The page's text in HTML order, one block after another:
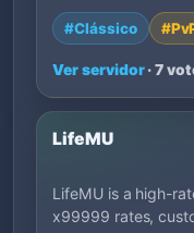
#Clássico
Ver servidor· 7
LifeMU
LifeMU is a high-
x99999 rates,